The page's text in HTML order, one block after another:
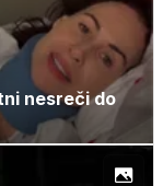
nesreči do